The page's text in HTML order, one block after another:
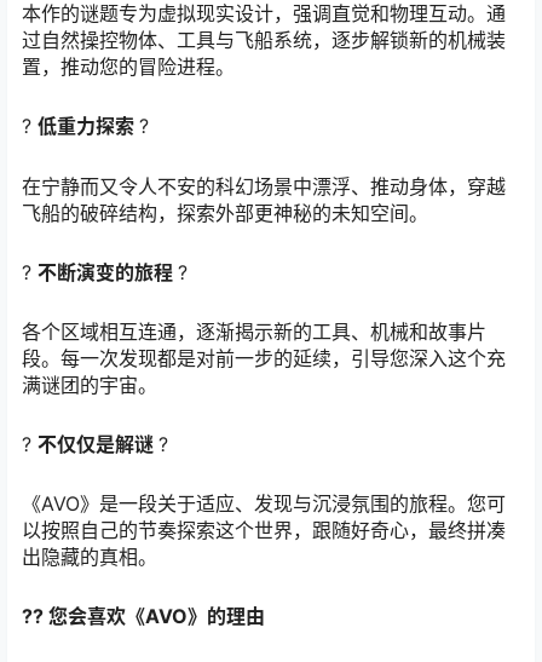
本作的谜题专为虚拟现实设计，强调直觉和物理互动。通
过自然操控物体、工具与飞船系统，逐步解锁新的机械装
置，推动您的冒险进程。
? 低重力探索 ?
在宁静而又令人不安的科幻场景中漂浮、推动身体，穿越
飞船的破碎结构，探索外部更神秘的未知空间。
? 不断演变的旅程 ?
各个区域相互连通，逐渐揭示新的工具、机械和故事片
段。每一次发现都是对前一步的延续，引导您深入这个充
满谜团的宇宙。
? 不仅仅是解谜 ?
《AVO》是一段关于适应、发现与沉浸氛围的旅程。您可
以按照自己的节奏探索这个世界，跟随好奇心，最终拼凑
出隐藏的真相。
?? 您会喜欢《AVO》的理由